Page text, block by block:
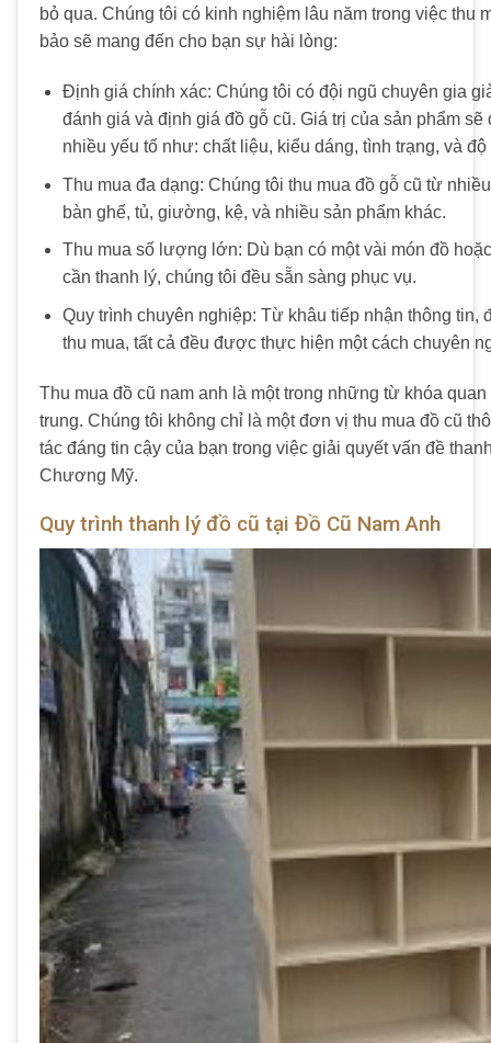
bỏ qua. Chúng tôi có kinh nghiệm lâu năm trong việc thu
bảo sẽ mang đến cho bạn sự hài lòng:
Định giá chính xác: Chúng tôi có đội ngũ chuyên gia
đánh giá và định giá đồ gỗ cũ. Giá trị của sản phẩm
nhiều yếu tố như: chất liệu, kiểu dáng, tình trạng, và độ
Thu mua đa dạng: Chúng tôi thu mua đồ gỗ cũ từ
bàn ghế, tủ, giường, kệ, và nhiều sản phẩm khác.
Thu mua số lượng lớn: Dù bạn có một vài món đồ
cần thanh lý, chúng tôi đều sẵn sàng phục vụ.
Quy trình chuyên nghiệp: Từ khâu tiếp nhận thông tin,
thu mua, tất cả đều được thực hiện một cách chuyên
Thu mua đồ cũ nam anh là một trong những từ khóa
trung. Chúng tôi không chỉ là một đơn vị thu mua đồ cũ
tác đáng tin cậy của bạn trong việc giải quyết vấn đề
Chương Mỹ.
Quy trình thanh lý đồ cũ tại Đồ Cũ Nam Anh